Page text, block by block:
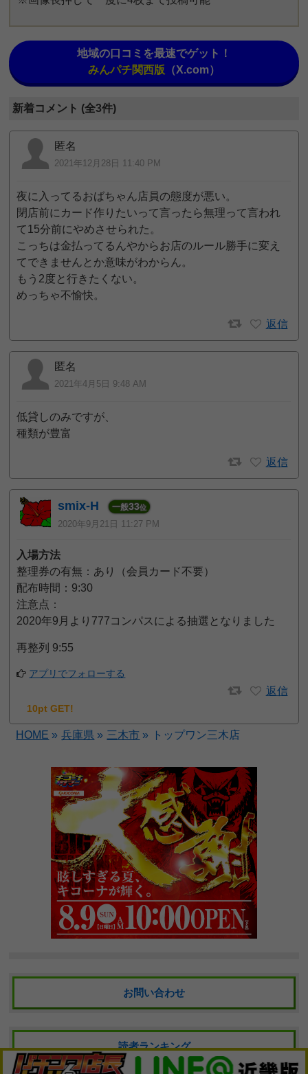
地域の口コミを最速でゲット！
みんパチ関西版 （X.com）
新着コメント (全3件)
匿名
2021年12月28日 11:40 PM
夜に入ってるおばちゃん店員の態度が悪い。
閉店前にカード作りたいって言ったら無理って言われ
て15分前にやめさせられた。
こっちは金払ってるんやからお店のルール勝手に変え
てできませんとか意味がわからん。
もう2度と行きたくない。
めっちゃ不愉快。
返信
匿名
2021年4月5日 9:48 AM
低貸しのみですが、
種類が豊富
返信
smix-H 一般33位
2020年9月21日 11:27 PM
入場方法
整理券の有無：あり（会員カード不要）
配布時間：9:30
注意点：
2020年9月より777コンパスによる抽選となりました
再整列 9:55
アプリでフォローする
返信
10pt GET!
HOME » 兵庫県 » 三木市 » トップワン三木店
お問い合わせ
読者ランキング